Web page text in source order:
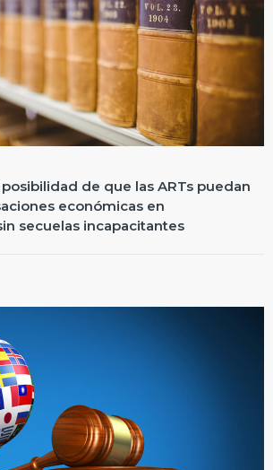
posibilidad de que las ARTs puedan
económicas en
secuelas incapacitantes